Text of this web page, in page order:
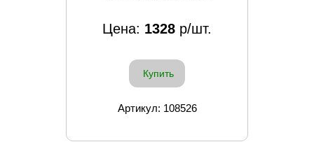
Цена: 1328 р/шт.
Купить
Артикул: 108526